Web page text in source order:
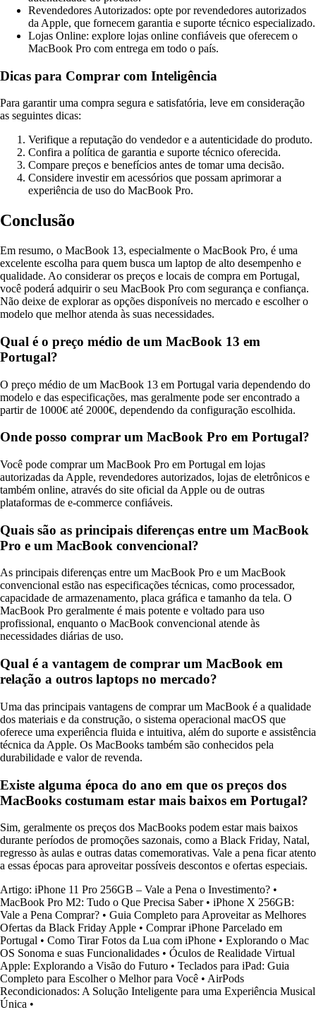
Revendedores Autorizados: opte por revendedores autorizados
da Apple, que fornecem garantia e suporte técnico especializado.
Lojas Online: explore lojas online confiáveis que oferecem o
MacBook Pro com entrega em todo o país.
Dicas para Comprar com Inteligência
Para garantir uma compra segura e satisfatória, leve em consideração
as seguintes dicas:
Verifique a reputação do vendedor e a autenticidade do produto.
Confira a política de garantia e suporte técnico oferecida.
Compare preços e benefícios antes de tomar uma decisão.
Considere investir em acessórios que possam aprimorar a
experiência de uso do MacBook Pro.
Conclusão
Em resumo, o MacBook 13, especialmente o MacBook Pro, é uma
excelente escolha para quem busca um laptop de alto desempenho e
qualidade. Ao considerar os preços e locais de compra em Portugal,
você poderá adquirir o seu MacBook Pro com segurança e confiança.
Não deixe de explorar as opções disponíveis no mercado e escolher o
modelo que melhor atenda às suas necessidades.
Qual é o preço médio de um MacBook 13 em
Portugal?
O preço médio de um MacBook 13 em Portugal varia dependendo do
modelo e das especificações, mas geralmente pode ser encontrado a
partir de 1000€ até 2000€, dependendo da configuração escolhida.
Onde posso comprar um MacBook Pro em Portugal?
Você pode comprar um MacBook Pro em Portugal em lojas
autorizadas da Apple, revendedores autorizados, lojas de eletrônicos e
também online, através do site oficial da Apple ou de outras
plataformas de e-commerce confiáveis.
Quais são as principais diferenças entre um MacBook
Pro e um MacBook convencional?
As principais diferenças entre um MacBook Pro e um MacBook
convencional estão nas especificações técnicas, como processador,
capacidade de armazenamento, placa gráfica e tamanho da tela. O
MacBook Pro geralmente é mais potente e voltado para uso
profissional, enquanto o MacBook convencional atende às
necessidades diárias de uso.
Qual é a vantagem de comprar um MacBook em
relação a outros laptops no mercado?
Uma das principais vantagens de comprar um MacBook é a qualidade
dos materiais e da construção, o sistema operacional macOS que
oferece uma experiência fluida e intuitiva, além do suporte e assistência
técnica da Apple. Os MacBooks também são conhecidos pela
durabilidade e valor de revenda.
Existe alguma época do ano em que os preços dos
MacBooks costumam estar mais baixos em Portugal?
Sim, geralmente os preços dos MacBooks podem estar mais baixos
durante períodos de promoções sazonais, como a Black Friday, Natal,
regresso às aulas e outras datas comemorativas. Vale a pena ficar atento
a essas épocas para aproveitar possíveis descontos e ofertas especiais.
Artigo: iPhone 11 Pro 256GB – Vale a Pena o Investimento? •
MacBook Pro M2: Tudo o Que Precisa Saber• iPhone X 256GB:
Vale a Pena Comprar? • Guia Completo para Aproveitar as Melhores
Ofertas da Black Friday Apple • Comprar iPhone Parcelado em
Portugal • Como Tirar Fotos da Lua com iPhone • Explorando o Mac
OS Sonoma e suas Funcionalidades • Óculos de Realidade Virtual
Apple: Explorando a Visão do Futuro • Teclados para iPad: Guia
Completo para Escolher o Melhor para Você • AirPods
Recondicionados: A Solução Inteligente para uma Experiência Musical
Única •